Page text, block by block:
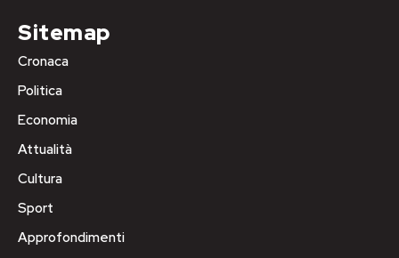
Sitemap
Cronaca
Politica
Economia
Attualità
Cultura
Sport
Approfondimenti